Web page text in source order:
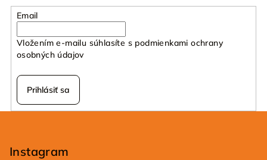
Email
Vložením e-mailu súhlasíte s podmienkami ochrany
osobných údajov
Prihlásiť sa
Instagram